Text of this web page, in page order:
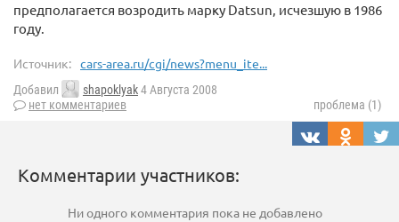
предполагается возродить марку Datsun, исчезшую в 1986
году.
Источник: cars-area.ru/cgi/news?menu_ite...
Добавил shapoklyak4 Августа 2008
нет комментариев
проблема (1)
Комментарии участников:
Ни одного комментария пока не добавлено